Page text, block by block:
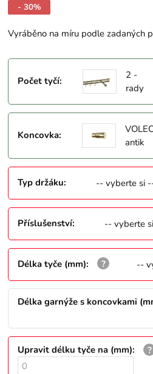
- 30%
Vyráběno na míru podle zadaných
Počet tyčí:
2 -
rady
Koncovka:
antik
Typ držáku: -- vyberte si
Příslušenství: -- vyberte
Délka tyče (mm): --
Délka garnýže s koncovkami
Upravit délku tyče na (mm):